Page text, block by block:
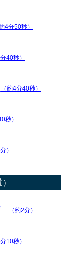
4分50秒）
40秒）
（約4分40秒）
秒）
）
（約2分）
10秒）